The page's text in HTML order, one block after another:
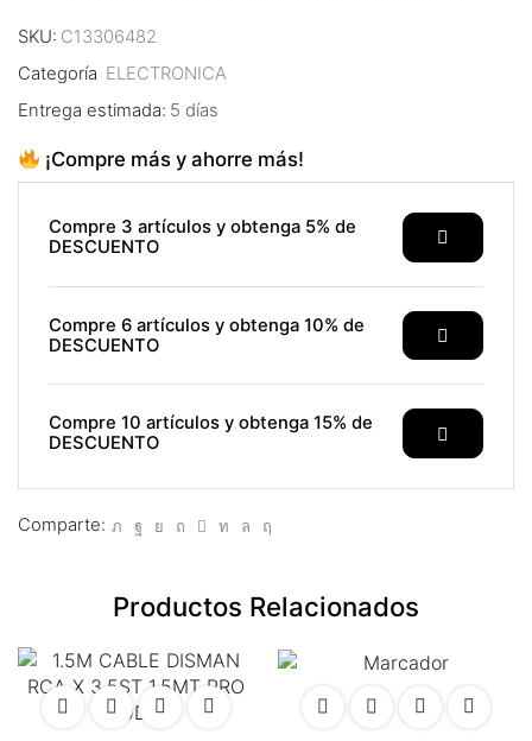
panel
panel
panel
panel
satın al
panel
panel
panel
SKU: C13306482
Categoría ELECTRONICA
Entrega estimada: 5 días
¡Compre más y ahorre más!
Compre 3 artículos y obtenga 5% de
DESCUENTO
Compre 6 artículos y obtenga 10% de
DESCUENTO
Compre 10 artículos y obtenga 15% de
DESCUENTO
Comparte:
Productos Relacionados